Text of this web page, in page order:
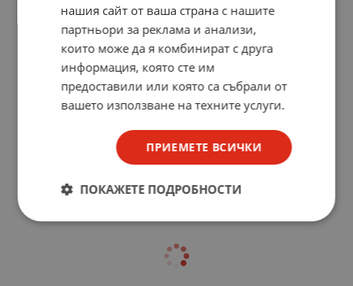
нашия сайт от ваша страна с нашите
партньори за реклама и анализи,
които може да я комбинират с друга
информация, която сте им
предоставили или която са събрали от
вашето използване на техните услуги.
ПРИЕМЕТЕ ВСИЧКИ
ПОКАЖЕТЕ ПОДРОБНОСТИ